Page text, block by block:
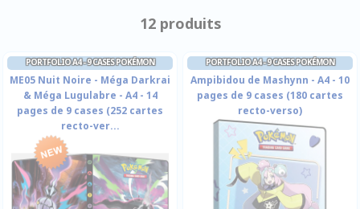
12 produits
PORTFOLIO A4 - 9 CASES POKÉMON
ME05 Nuit Noire - Méga Darkrai
& Méga Lugulabre - A4 - 14
pages de 9 cases (252 cartes
recto-ver...
PORTFOLIO A4 - 9 CASES POKÉMON
Ampibidou de Mashynn - A4 - 10
pages de 9 cases (180 cartes
recto-verso)